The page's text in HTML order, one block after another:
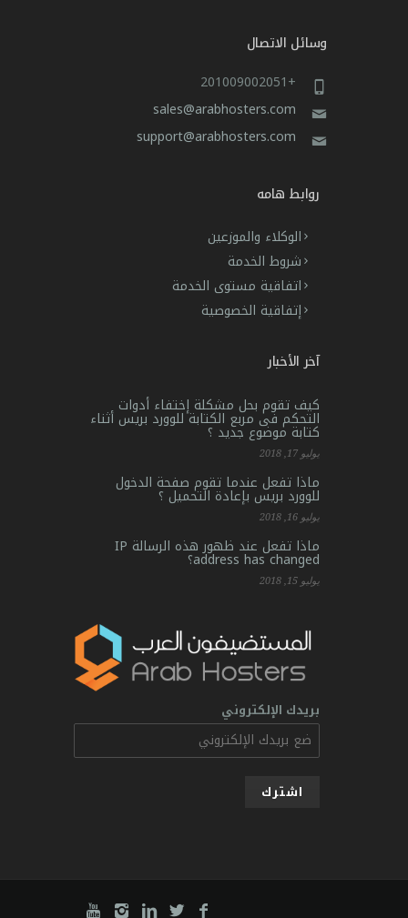
وسائل الاتصال
+201009002051
sales@arabhosters.com
support@arabhosters.com
روابط هامه
الوكلاء والموزعين
شروط الخدمة
اتفاقية مستوى الخدمة
إتفاقية الخصوصية
آخر الأخبار
كيف تقوم بحل مشكلة إختفاء أدوات
التحكم فى مربع الكتابة للوورد بريس أثناء
كتابة موضوع جديد ؟
يوليو 17, 2018
ماذا تفعل عندما تقوم صفحة الدخول
للوورد بريس بإعادة التحميل ؟
يوليو 16, 2018
ماذا تفعل عند ظهور هذه الرسالة IP
address has changed؟
يوليو 15, 2018
بريدك الإلكتروني